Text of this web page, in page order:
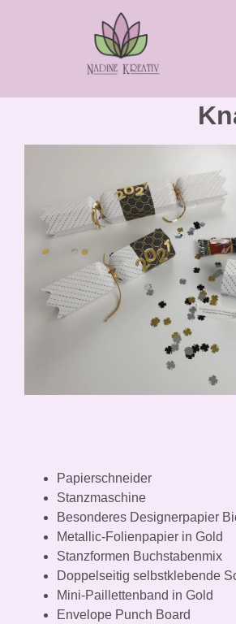
Papierschneider
Stanzmaschine
Besonderes Designerpapier
Metallic-Folienpapier in Gold
Stanzformen Buchstabenmix
Doppelseitig selbstklebende
Mini-Paillettenband in Gold
Envelope Punch Board